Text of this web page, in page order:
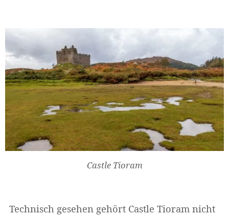
Castle Tioram
Technisch gesehen gehört Castle Tioram nicht